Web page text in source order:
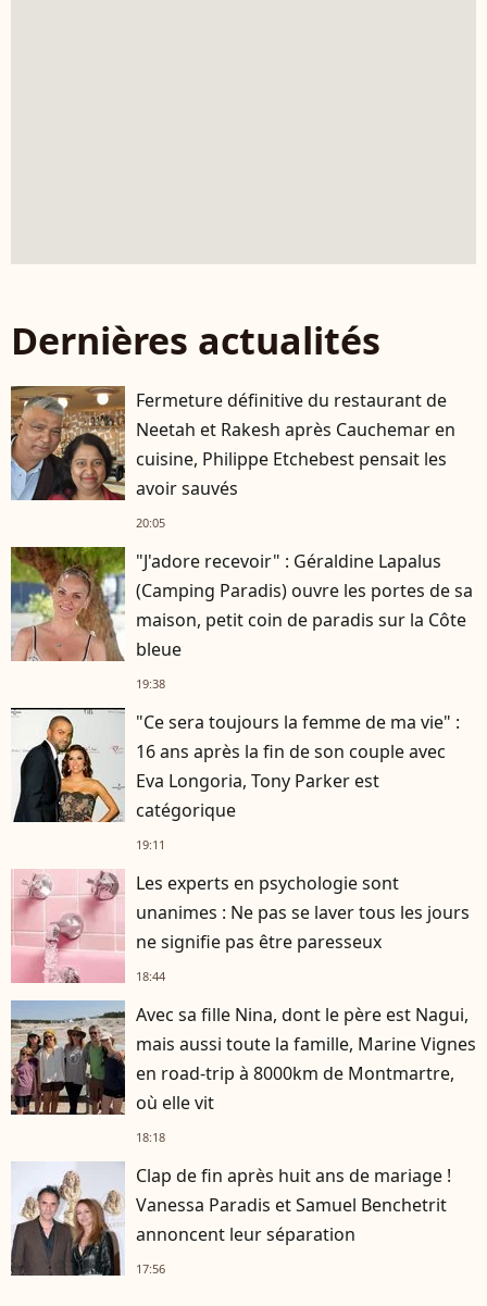
Dernières actualités
Fermeture définitive du restaurant de
Neetah et Rakesh après Cauchemar en
cuisine, Philippe Etchebest pensait les
avoir sauvés
20:05
"J'adore recevoir" : Géraldine Lapalus
(Camping Paradis) ouvre les portes de sa
maison, petit coin de paradis sur la Côte
bleue
19:38
"Ce sera toujours la femme de ma vie" :
16 ans après la fin de son couple avec
Eva Longoria, Tony Parker est
catégorique
19:11
Les experts en psychologie sont
unanimes : Ne pas se laver tous les jours
ne signifie pas être paresseux
18:44
Avec sa fille Nina, dont le père est Nagui,
mais aussi toute la famille, Marine Vignes
en road-trip à 8000km de Montmartre,
où elle vit
18:18
Clap de fin après huit ans de mariage !
Vanessa Paradis et Samuel Benchetrit
annoncent leur séparation
17:56